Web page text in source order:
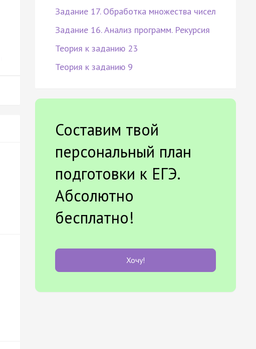
Задание 17. Обработка множества чисел
Задание 16. Анализ программ. Рекурсия
Теория к заданию 23
Теория к заданию 9
Составим твой
персональный план
подготовки к ЕГЭ.
Абсолютно
бесплатно!
Хочу!